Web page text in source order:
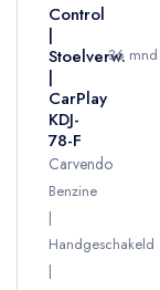
Control
|
Stoelverw.
|
CarPlay
KDJ-
78-F
Carvendo
Benzine
Handgeschakeld
36 mnd